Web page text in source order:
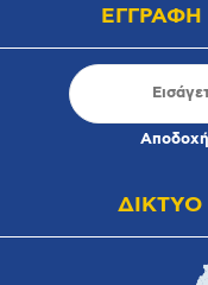
ΕΓΓΡΑΦΗ
Αποδοχή